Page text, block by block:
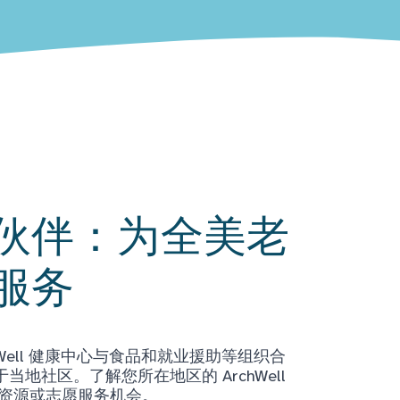
伴：为全美老
务
健康中心与食品和就业援助等组织合
当地社区。了解您所在地区的 ArchWell
源或志愿服务机会。